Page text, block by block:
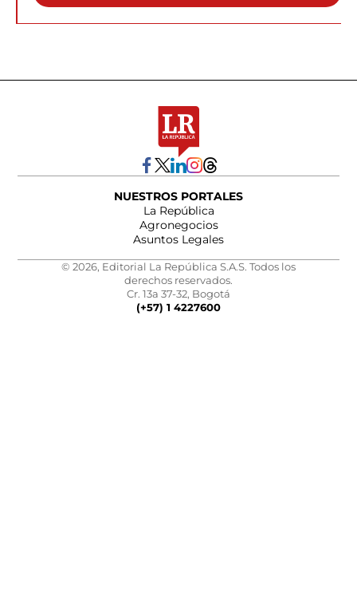
NUESTROS PORTALES
La República
Agronegocios
Asuntos Legales
© 2026, Editorial La República S.A.S. Todos los
derechos reservados.
Cr. 13a 37-32, Bogotá
(+57) 1 4227600